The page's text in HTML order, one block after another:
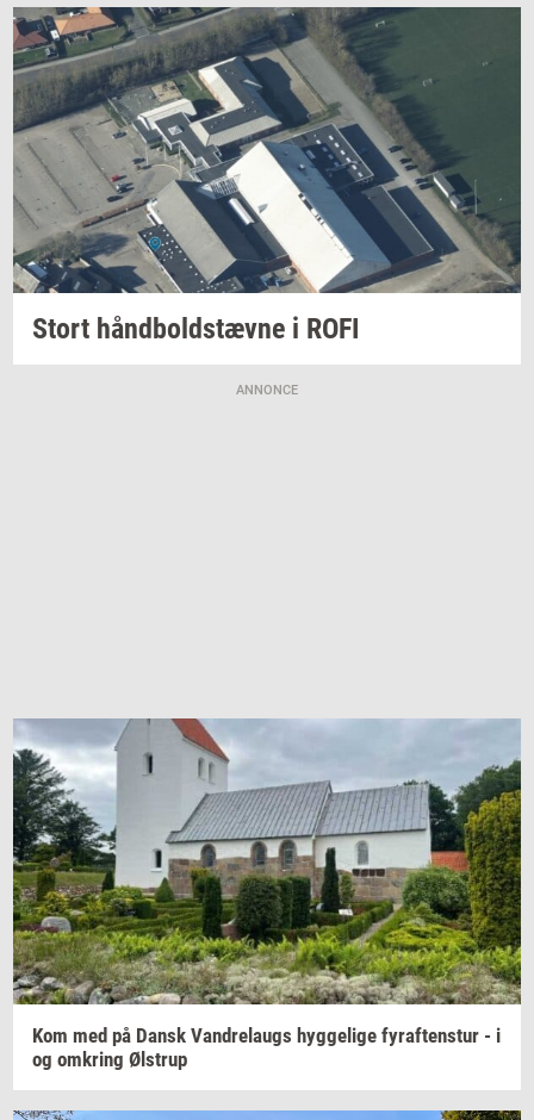
Stort hånd­bold­stæv­ne i ROFI
ANNONCE
Kom med på Dansk Van­d­re­laugs hyg­ge­li­ge fyraf­tens­tur - i
og om­kring Øl­strup